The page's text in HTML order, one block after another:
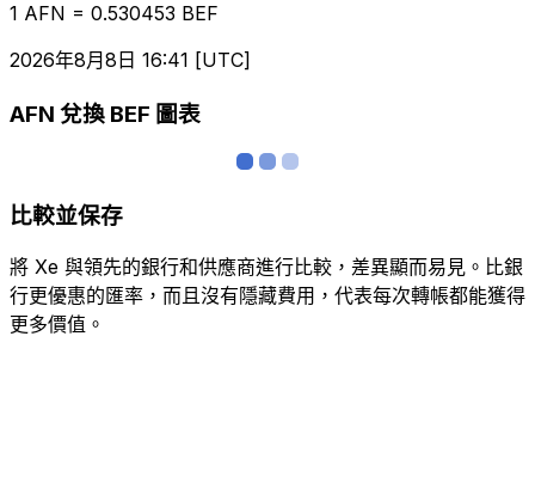
1 AFN = 0.530453 BEF
2026年8月8日 16:41 [UTC]
AFN 兌換 BEF 圖表
比較並保存
將 Xe 與領先的銀行和供應商進行比較，差異顯而易見。比銀
行更優惠的匯率，而且沒有隱藏費用，代表每次轉帳都能獲得
更多價值。